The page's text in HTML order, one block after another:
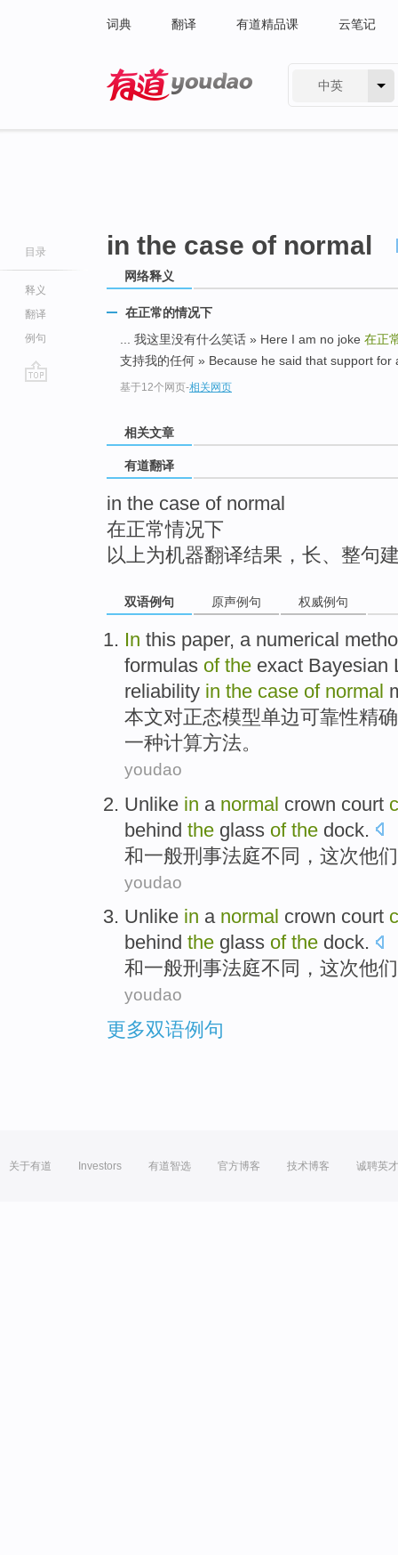
词典 翻译 有道精品课 云笔记
中英
目录
释义
翻译
例句
in the case of normal
网络释义
在正常的情况下
... 我这里没有什么笑话 » Here I am no joke 在正
支持我的任何 » Because he said that support for
基于12个网页-相关网页
相关文章
有道翻译
in the case of normal
在正常情况下
以上为机器翻译结果，长、整句
双语例句 原声例句 权威例句
In this paper, a numerical
formulas of the exact Bayesian
reliability in the case of normal
本文对正态模型单边可靠性精确
一种计算方法。
youdao
Unlike in a normal crown court
behind the glass of the dock.
和一般刑事法庭不同，这次他们
youdao
Unlike in a normal crown court
behind the glass of the dock.
和一般刑事法庭不同，这次他们
youdao
更多双语例句
关于有道 Investors 有道智选 官方博客 技术博客 诚聘英才